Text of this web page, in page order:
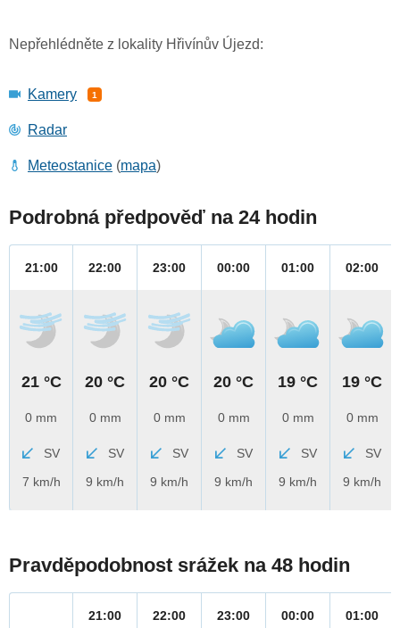
Nepřehlédněte z lokality Hřivínův Újezd:
Kamery 1
Radar
Meteostanice (mapa)
Podrobná předpověď na 24 hodin
21:00
21 °C
0 mm
SV
7 km/h
22:00
20 °C
0 mm
SV
9 km/h
23:00
20 °C
0 mm
SV
9 km/h
00:00
20 °C
0 mm
SV
9 km/h
01:00
19 °C
0 mm
SV
9 km/h
02:00
19 °C
0 mm
SV
9 km/h
Pravděpodobnost srážek na 48 hodin
21:00
22:00
23:00
00:00
01:00